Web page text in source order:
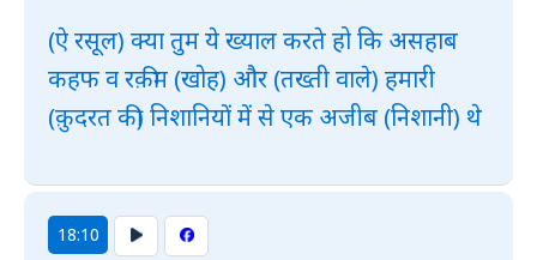
(ऐ रसूल) क्या तुम ये ख्याल करते हो कि असहाब
कहफ व रक़ीम (खोह) और (तख्ती वाले) हमारी
(क़ुदरत की) निशानियों में से एक अजीब (निशानी) थे
18:10